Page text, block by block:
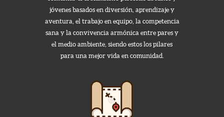
jóvenes basados en diversión, aprendizaje y
aventura, el trabajo en equipo, la competencia
sana y la convivencia armónica entre pares y
el medio ambiente, siendo estos los pilares
para una mejor vida en comunidad.